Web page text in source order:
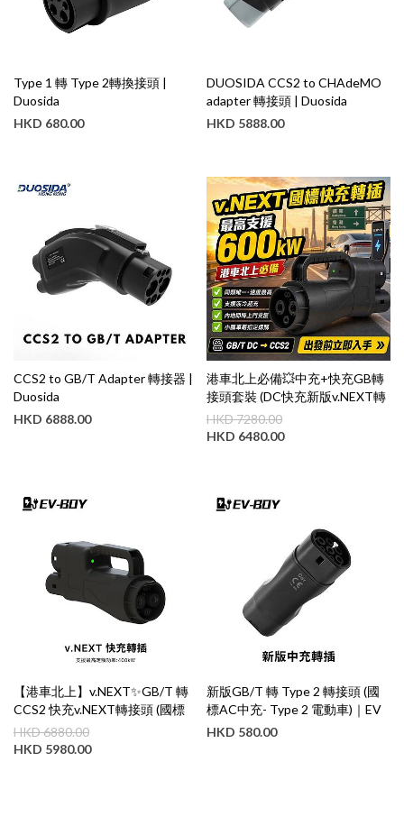
Type 1 轉 Type 2轉換接頭 |
Duosida
HKD 680.00
DUOSIDA CCS2 to CHAdeMO
adapter 轉接頭 | Duosida
HKD 5888.00
CCS2 to GB/T Adapter 轉接器 |
Duosida
HKD 6888.00
港車北上必備💥中充+快充GB轉
接頭套裝 (DC快充新版v.NEXT轉
接頭，適用於國內所有充電器)｜
EV Boy【免運費】
HKD7280.00
HKD 6480.00
【港車北上】v.NEXT✨GB/T 轉
CCS2 快充v.NEXT轉接頭 (國標
DC快充 ➡️ CCS2 電動車)｜EV
Boy【免運費】
HKD6880.00
HKD 5980.00
新版GB/T 轉 Type 2 轉接頭 (國
標AC中充- Type 2 電動車)｜EV
Boy【免運費】
HKD 580.00